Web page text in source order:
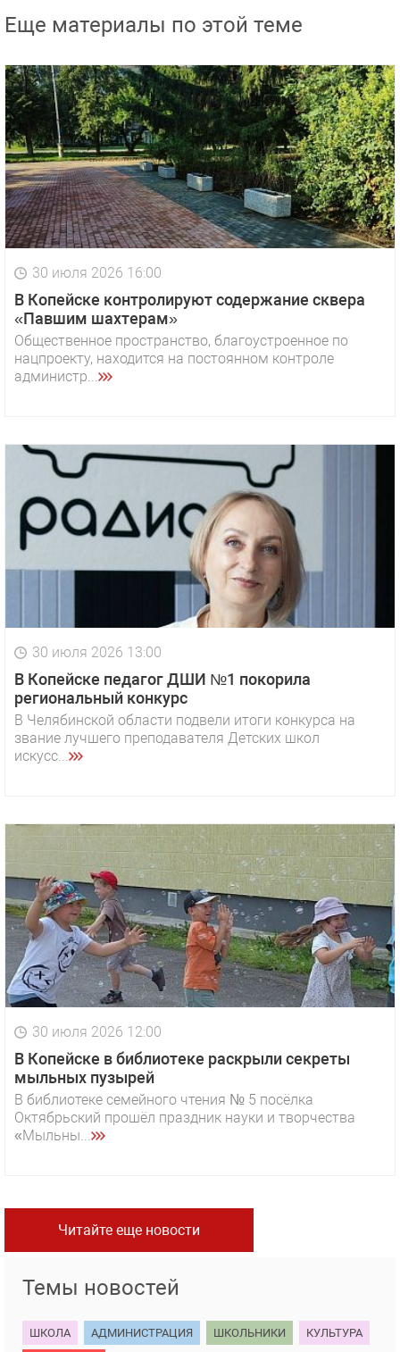
Еще материалы по этой теме
30 июля 2026 16:00
В Копейске контролируют содержание сквера
«Павшим шахтерам»
Общественное пространство, благоустроенное по
нацпроекту, находится на постоянном контроле
администр...
30 июля 2026 13:00
В Копейске педагог ДШИ №1 покорила
региональный конкурс
В Челябинской области подвели итоги конкурса на
звание лучшего преподавателя Детских школ
искусс...
30 июля 2026 12:00
В Копейске в библиотеке раскрыли секреты
мыльных пузырей
В библиотеке семейного чтения № 5 посёлка
Октябрьский прошёл праздник науки и творчества
«Мыльны...
Читайте еще новости
Темы новостей
ШКОЛА АДМИНИСТРАЦИЯ ШКОЛЬНИКИ КУЛЬТУРА